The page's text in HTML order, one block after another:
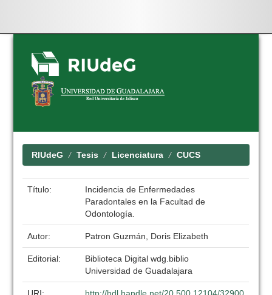
Skip
navigation
RIUdeG Tesis Licenciatura CUCS
Título:
Incidencia de Enfermedades
Paradontales en la Facultad de
Odontología.
Autor: Patron Guzmán, Doris Elizabeth
Editorial:
Biblioteca Digital wdg.biblio
Universidad de Guadalajara